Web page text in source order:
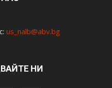
us_nalb@abv.bg
НИ